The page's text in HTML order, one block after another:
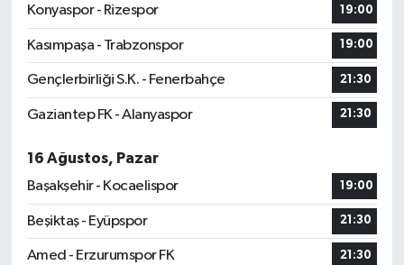
Konyaspor - Rizespor
19:00
Kasımpaşa - Trabzonspor 19:00
Gençlerbirliği S.K. - Fenerbahçe 21:30
Gaziantep FK - Alanyaspor 21:30
16 Ağustos, Pazar
Başakşehir - Kocaelispor
19:00
Beşiktaş - Eyüpspor 21:30
Amed - Erzurumspor FK 21:30